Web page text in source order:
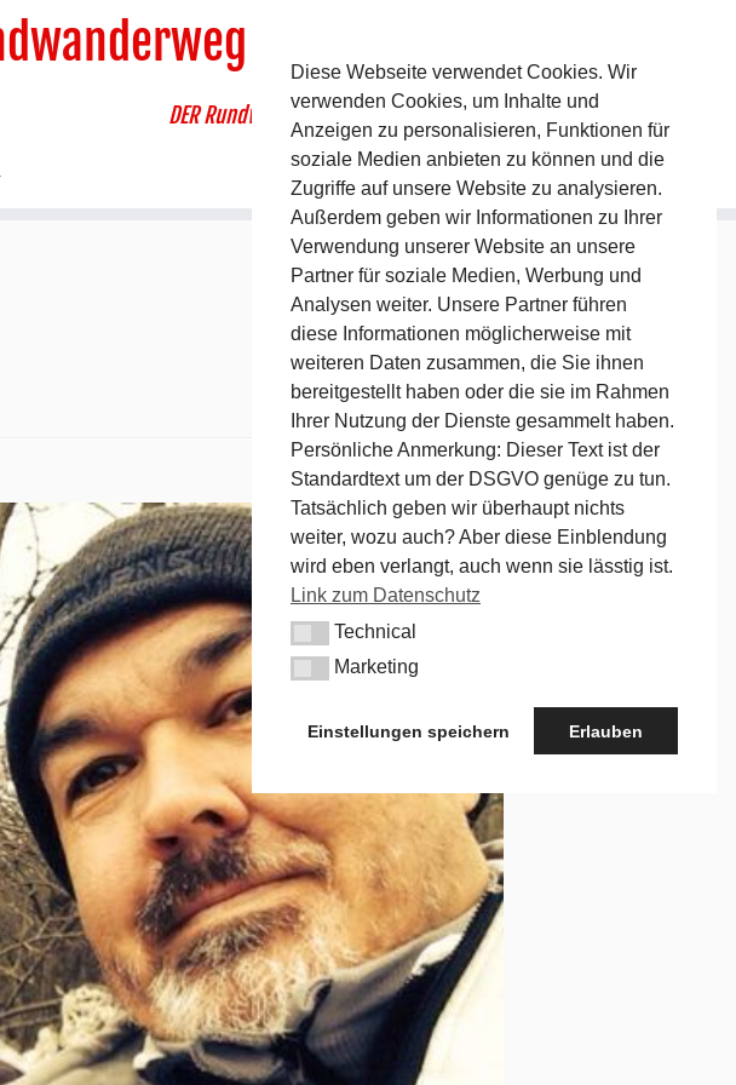
DER Rundwanderweg um Pommelsbrunn
Nächstes →
Diese Webseite verwendet Cookies. Wir
verwenden Cookies, um Inhalte und
Anzeigen zu personalisieren, Funktionen für
soziale Medien anbieten zu können und die
Zugriffe auf unsere Website zu analysieren.
Außerdem geben wir Informationen zu Ihrer
Verwendung unserer Website an unsere
Partner für soziale Medien, Werbung und
Analysen weiter. Unsere Partner führen
diese Informationen möglicherweise mit
weiteren Daten zusammen, die Sie ihnen
bereitgestellt haben oder die sie im Rahmen
Ihrer Nutzung der Dienste gesammelt haben.
Persönliche Anmerkung: Dieser Text ist der
Standardtext um der DSGVO genüge zu tun.
Tatsächlich geben wir überhaupt nichts
weiter, wozu auch? Aber diese Einblendung
wird eben verlangt, auch wenn sie lässtig ist.
Link zum Datenschutz
TechnicalTechnical
MarketingMarketing
Einstellungen speichern Erlauben